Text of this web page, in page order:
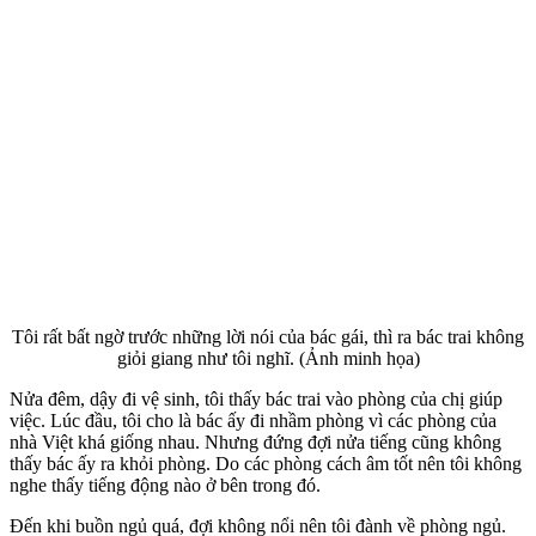
Tôi rất bất ngờ trước những lời nói của bác gái, thì ra bác trai không
giỏi giang như tôi nghĩ. (Ảnh minh họa)
Nửa đêm, dậy đi vệ sinh, tôi thấy bác trai vào phòng của chị giúp
việc. Lúc đầu, tôi cho là bác ấy đi nhầm phòng vì các phòng của
nhà Việt khá giống nhau. Nhưng đứng đợi nửa tiếng cũng không
thấy bác ấy ra khỏi phòng. Do các phòng cách âm tốt nên tôi không
nghe thấy tiếng động nào ở bên trong đó.
Đến khi buồn ngủ quá, đợi không nổi nên tôi đành về phòng ngủ.